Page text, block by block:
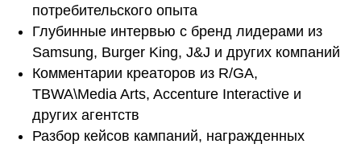
потребительского опыта
Глубинные интервью с бренд лидерами из
Samsung, Burger King, J&J и других компаний
Комментарии креаторов из R/GA,
TBWA\Media Arts, Accenture Interactive и
других агентств
Разбор кейсов кампаний, награжденных